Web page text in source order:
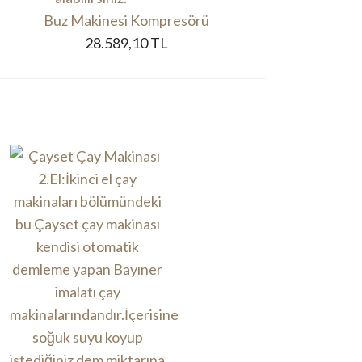
Buz Makinesi Kompresörü
28.589,10 TL